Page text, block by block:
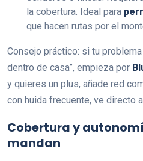
la cobertura. Ideal para
que hacen rutas por el
Consejo práctico: si tu
dentro de casa”, empieza por
y quieres un plus, añade red
con huida frecuente, ve directo a
Cobertura y
mandan